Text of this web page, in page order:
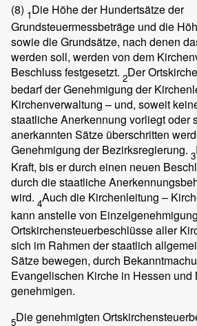
(8) 1Die Höhe der Hundertsätze der
Grundsteuermessbeträge und die
sowie die Grundsätze, nach denen
werden soll, werden von dem
Beschluss festgesetzt. 2Der
bedarf der Genehmigung der
Kirchenverwaltung – und, soweit
staatliche Anerkennung vorliegt oder
anerkannten Sätze überschritten
Genehmigung der Bezirksregierung. 3
Kraft, bis er durch einen neuen
durch die staatliche
wird. 4Auch die Kirchenleitung –
kann anstelle von
Ortskirchensteuerbeschlüsse aller
sich im Rahmen der staatlich
Sätze bewegen, durch
Evangelischen Kirche in Hessen und
genehmigen.
5Die genehmigten